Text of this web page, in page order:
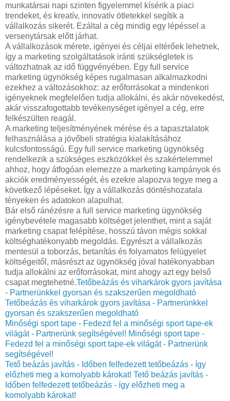
munkatársai napi szinten figyelemmel kísérik a piaci
trendeket, és kreatív, innovatív ötletekkel segítik a
vállalkozás sikerét. Ezáltal a cég mindig egy lépéssel a
versenytársak előtt járhat.
A vállalkozások mérete, igényei és céljai eltérőek lehetnek,
így a marketing szolgáltatások iránti szükségletek is
változhatnak az idő függvényében. Egy full service
marketing ügynökség képes rugalmasan alkalmazkodni
ezekhez a változásokhoz: az erőforrásokat a mindenkori
igényeknek megfelelően tudja allokálni, és akár növekedést,
akár visszafogottabb tevékenységet igényel a cég, erre
felkészülten reagál.
A marketing teljesítményének mérése és a tapasztalatok
felhasználása a jövőbeli stratégia kialakításához
kulcsfontosságú. Egy full service marketing ügynökség
rendelkezik a szükséges eszközökkel és szakértelemmel
ahhoz, hogy átfogóan elemezze a marketing kampányok és
akciók eredményességét, és ezekre alapozva tegye meg a
következő lépéseket. Így a vállalkozás döntéshozatala
tényeken és adatokon alapulhat.
Bár első ránézésre a full service marketing ügynökség
igénybevétele magasabb költséget jelenthet, mint a saját
marketing csapat felépítése, hosszú távon mégis sokkal
költséghatékonyabb megoldás. Egyrészt a vállalkozás
mentesül a toborzás, betanítás és folyamatos felügyelet
költségeitől, másrészt az ügynökség jóval hatékonyabban
tudja allokálni az erőforrásokat, mint ahogy azt egy belső
csapat megtehetné.Tetőbeázás és viharkárok gyors javítása
- Partnerünkkel gyorsan és szakszerűen megoldható
Tetőbeázás és viharkárok gyors javítása - Partnerünkkel
gyorsan és szakszerűen megoldható
Minőségi sport tape - Fedezd fel a minőségi sport tape-ek
világát - Partnerünk segítségével! Minőségi sport tape -
Fedezd fel a minőségi sport tape-ek világát - Partnerünk
segítségével!
Tető beázás javítás - Időben felfedezett tetőbeázás - így
előzheti meg a komolyabb károkat! Tető beázás javítás -
Időben felfedezett tetőbeázás - így előzheti meg a
komolyabb károkat!